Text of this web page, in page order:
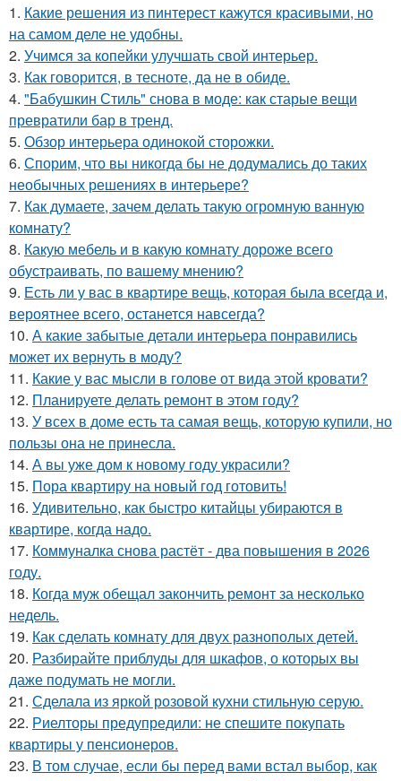
1. Какие решения из пинтерест кажутся красивыми, но
на самом деле не удобны.
2. Учимся за копейки улучшать свой интерьер.
3. Как говорится, в тесноте, да не в обиде.
4. "Бабушкин Стиль" снова в моде: как старые вещи
превратили бар в тренд.
5. Обзор интерьера одинокой сторожки.
6. Спорим, что вы никогда бы не додумались до таких
необычных решениях в интерьере?
7. Как думаете, зачем делать такую огромную ванную
комнату?
8. Какую мебель и в какую комнату дороже всего
обустраивать, по вашему мнению?
9. Есть ли у вас в квартире вещь, которая была всегда и,
вероятнее всего, останется навсегда?
10. А какие забытые детали интерьера понравились
может их вернуть в моду?
11. Какие у вас мысли в голове от вида этой кровати?
12. Планируете делать ремонт в этом году?
13. У всех в доме есть та самая вещь, которую купили, но
пользы она не принесла.
14. А вы уже дом к новому году украсили?
15. Пора квартиру на новый год готовить!
16. Удивительно, как быстро китайцы убираются в
квартире, когда надо.
17. Коммуналка снова растёт - два повышения в 2026
году.
18. Когда муж обещал закончить ремонт за несколько
недель.
19. Как сделать комнату для двух разнополых детей.
20. Разбирайте приблуды для шкафов, о которых вы
даже подумать не могли.
21. Сделала из яркой розовой кухни стильную серую.
22. Риелторы предупредили: не спешите покупать
квартиры у пенсионеров.
23. В том случае, если бы перед вами встал выбор, как